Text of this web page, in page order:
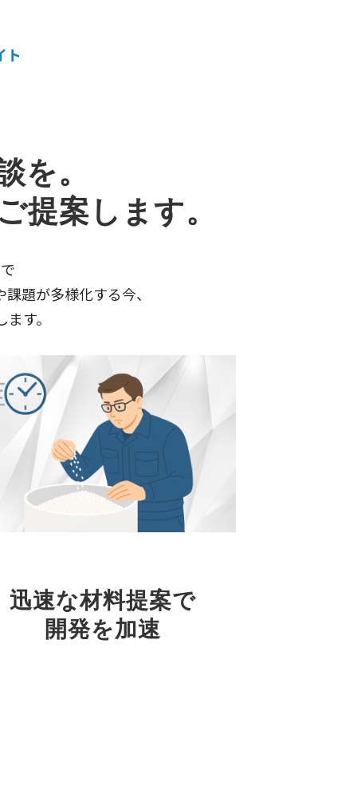
ト
を。
提案します。
題が多様化する今、
す。
迅速な材料提案で
開発を加速